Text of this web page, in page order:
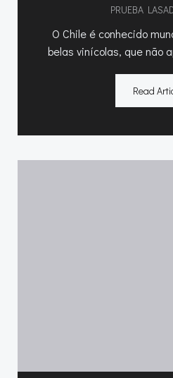
PRUEBA
O Chile é conhecido
belas vinícolas, que não
Read